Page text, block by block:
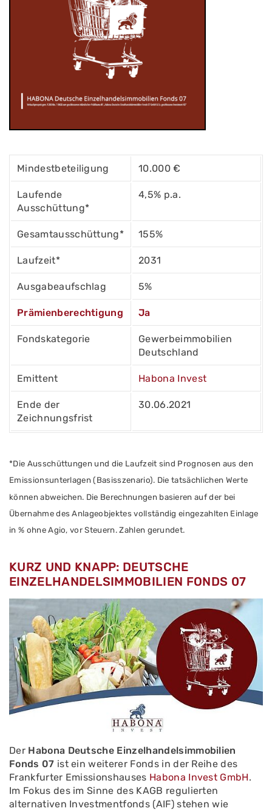
Mindestbeteiligung 10.000 €
Laufende
Ausschüttung*
4,5% p.a.
Gesamtausschüttung* 155%
Laufzeit* 2031
Ausgabeaufschlag 5%
Prämienberechtigung Ja
Fondskategorie
Gewerbeimmobilien
Deutschland
Emittent Habona Invest
Ende der
Zeichnungsfrist
30.06.2021
*Die Ausschüttungen und die Laufzeit sind Prognosen aus den
Emissionsunterlagen (Basisszenario). Die tatsächlichen Werte
können abweichen. Die Berechnungen basieren auf der bei
Übernahme des Anlageobjektes vollständig eingezahlten Einlage
in % ohne Agio, vor Steuern. Zahlen gerundet.
KURZ UND KNAPP: DEUTSCHE
EINZELHANDELSIMMOBILIEN FONDS 07
Der Habona Deutsche Einzelhandelsimmobilien
Fonds 07 ist ein weiterer Fonds in der Reihe des
Frankfurter Emissionshauses Habona Invest GmbH.
Im Fokus des im Sinne des KAGB regulierten
alternativen Investmentfonds (AIF) stehen wie